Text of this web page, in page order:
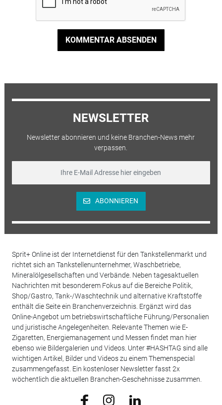
KOMMENTAR ABSENDEN
NEWSLETTER
Newsletter abonnieren und keine Branchen-News mehr
verpassen.
ABONNIEREN
Sprit+ Online ist der Internetdienst für den Tankstellenmarkt und
richtet sich an Tankstellenunternehmer, Waschbetriebe,
Mineralölgesellschaften und Verbände. Neben tagesaktuellen
Nachrichten mit besonderem Fokus auf die Bereiche Politik,
Shop/Gastro, Tank-/Waschtechnik und alternative Kraftstoffe
enthält die Seite ein Branchenverzeichnis. Ergänzt wird das
Online-Angebot um betriebswirtschaftliche Führung/Personalien
und juristische Angelegenheiten. Relevante Themen wie E-
Zigaretten, Energiemanagement und Messen findet man hier
ebenso wie Bildergalerien und Videos. Unter #HASHTAG sind alle
wichtigen Artikel, Bilder und Videos zu einem Themenspecial
zusammengefasst. Ein kostenloser Newsletter fasst 2x
wöchentlich die aktuellen Branchen-Geschehnisse zusammen.